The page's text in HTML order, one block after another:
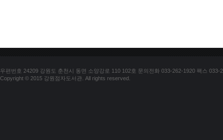
우편번호 24209 강원도 춘천시 동면 소양강로 110 102호 문의전화 033-262-1920 팩스 033-
Copyright © 2015 강원점자도서관. All rights reserved.